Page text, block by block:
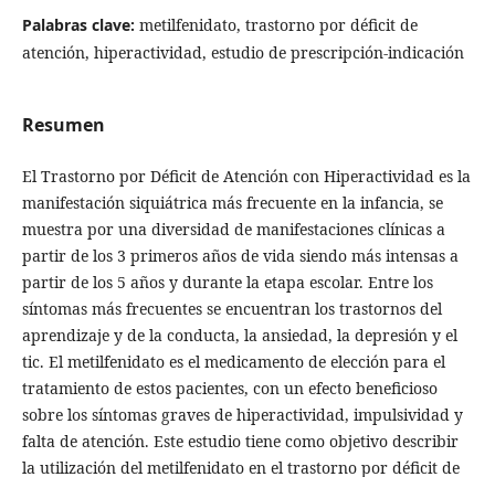
Palabras clave: metilfenidato, trastorno por déficit de
atención, hiperactividad, estudio de prescripción-indicación
Resumen
El Trastorno por Déficit de Atención con Hiperactividad es la
manifestación siquiátrica más frecuente en la infancia, se
muestra por una diversidad de manifestaciones clínicas a
partir de los 3 primeros años de vida siendo más intensas a
partir de los 5 años y durante la etapa escolar. Entre los
síntomas más frecuentes se encuentran los trastornos del
aprendizaje y de la conducta, la ansiedad, la depresión y el
tic. El metilfenidato es el medicamento de elección para el
tratamiento de estos pacientes, con un efecto beneficioso
sobre los síntomas graves de hiperactividad, impulsividad y
falta de atención. Este estudio tiene como objetivo describir
la utilización del metilfenidato en el trastorno por déficit de